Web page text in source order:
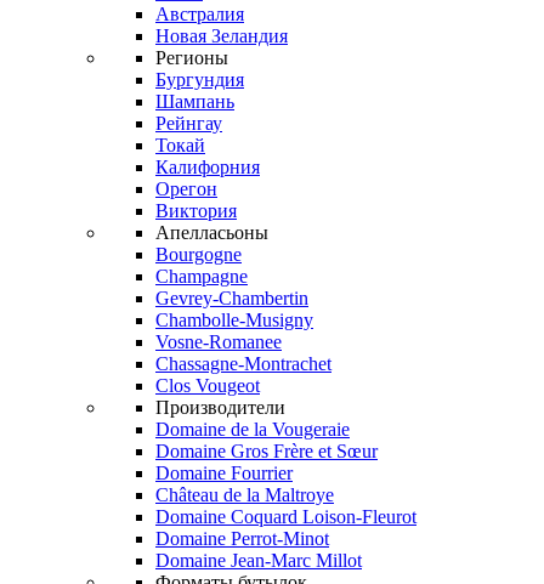
Австралия
Новая Зеландия
Регионы
Бургундия
Шампань
Рейнгау
Токай
Калифорния
Орегон
Виктория
Апелласьоны
Bourgogne
Champagne
Gevrey-Chambertin
Chambolle-Musigny
Vosne-Romanee
Chassagne-Montrachet
Clos Vougeot
Производители
Domaine de la Vougeraie
Domaine Gros Frère et Sœur
Domaine Fourrier
Château de la Maltroye
Domaine Coquard Loison-Fleurot
Domaine Perrot-Minot
Domaine Jean-Marc Millot